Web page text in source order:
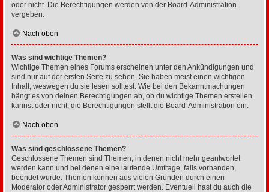
oder nicht. Die Berechtigungen werden von der Board-Administration
vergeben.
Nach oben
Was sind wichtige Themen?
Wichtige Themen eines Forums erscheinen unter den Ankündigungen und
sind nur auf der ersten Seite zu sehen. Sie haben meist einen wichtigen
Inhalt, weswegen du sie lesen solltest. Wie bei den Bekanntmachungen
hängt es von deinen Berechtigungen ab, ob du wichtige Themen erstellen
kannst oder nicht; die Berechtigungen stellt die Board-Administration ein.
Nach oben
Was sind geschlossene Themen?
Geschlossene Themen sind Themen, in denen nicht mehr geantwortet
werden kann und bei denen eine laufende Umfrage, falls vorhanden,
beendet wurde. Themen können aus vielen Gründen durch einen
Moderator oder Administrator gesperrt werden. Eventuell hast du auch die